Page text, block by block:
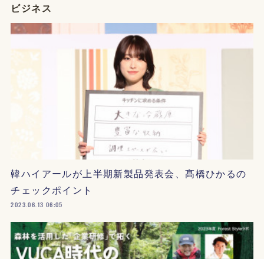
ビジネス
韓ハイアールが上半期新製品発表会、髙橋ひかるの
チェックポイント
2023.06.13 06:05